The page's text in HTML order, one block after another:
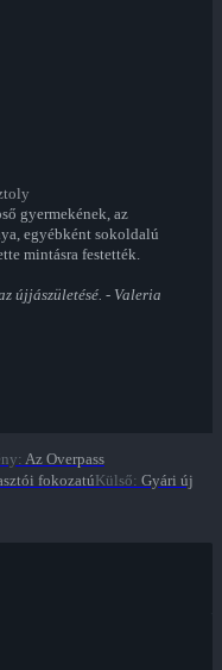
gyermekének, az
egyébként sokoldalú
mintásra festették.
újjászületésé. - Valeria
: Az Overpass
fokozatúKülső: Gyári új